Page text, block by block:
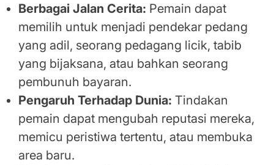
Berbagai Jalan Cerita: Pemain dapat
memilih untuk menjadi pendekar pedang
yang adil, seorang pedagang licik, tabib
yang bijaksana, atau bahkan seorang
pembunuh bayaran.
Pengaruh Terhadap Dunia: Tindakan
pemain dapat mengubah reputasi mereka,
memicu peristiwa tertentu, atau membuka
area baru.